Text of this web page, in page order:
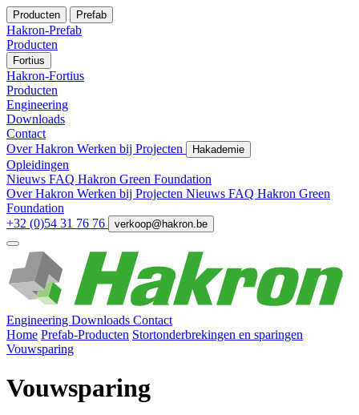
Producten Prefab
Hakron-Prefab
Producten
Fortius
Hakron-Fortius
Producten
Engineering
Downloads
Contact
Over Hakron Werken bij Projecten Hakademie
Opleidingen
Nieuws FAQ Hakron Green Foundation
Over Hakron Werken bij Projecten Nieuws FAQ Hakron Green
Foundation
+32 (0)54 31 76 76
verkoop@hakron.be
Engineering Downloads Contact
Home Prefab-Producten Stortonderbrekingen en sparingen
Vouwsparing
Vouwsparing